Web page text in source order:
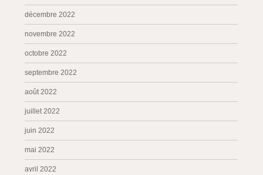
décembre 2022
novembre 2022
octobre 2022
septembre 2022
août 2022
juillet 2022
juin 2022
mai 2022
avril 2022